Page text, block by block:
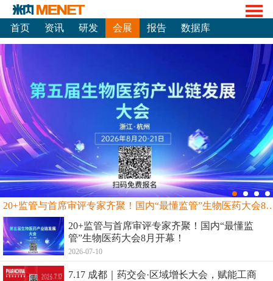
首页 资讯 研发 会展 报告 数据库
20+监管与首席审评专家齐聚！国内“最
20+监管与首席审评专家齐聚！国内“最懂监
管”生物医药大会8月开幕！
2026-07-10
7.17 成都｜药交会·区域增长大会，赋能工商